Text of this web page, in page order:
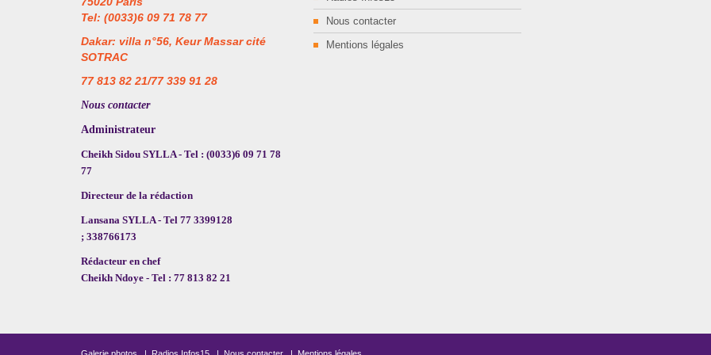
Tel: (0033)6 09 71 78 77
Dakar: villa n°56, Keur Massar cité
SOTRAC
77 813 82 21/77 339 91 28
Nous contacter
Administrateur
Cheikh Sidou SYLLA - Tel : (0033)6 09 71 78
77
Directeur de la rédaction
Lansana SYLLA - Tel 77 3399128
; 338766173
Rédacteur en chef
Cheikh Ndoye - Tel : 77 813 82 21
Nous contacter
Mentions légales